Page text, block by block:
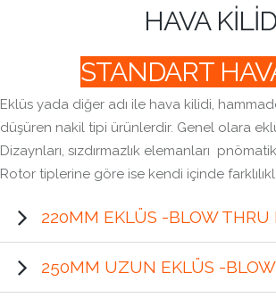
HAVA
STANDART
Eklüs yada diğer adı ile hava kilidi,
düşüren nakil tipi ürünlerdir. Genel olara
Dizaynları, sızdırmazlık elemanları
Rotor tiplerine göre ise kendi içinde
220MM EKLÜS -BLOW THRU
250MM UZUN EKLÜS -